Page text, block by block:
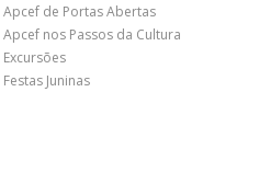
Apcef de Portas Abertas
Apcef nos Passos da Cultura
Excursões
Festas Juninas